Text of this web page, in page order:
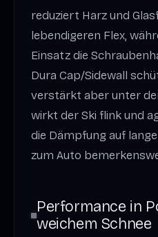
reduziert Harz und
lebendigeren Flex,
Einsatz die
Dura Cap/Sidewall
verstärkt aber unter
wirkt der Ski flink und
die Dämpfung auf
zum Auto
Performance in
weichem Schnee